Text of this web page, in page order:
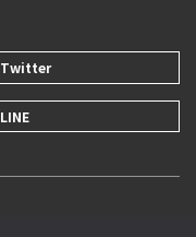
Twitter
LINE